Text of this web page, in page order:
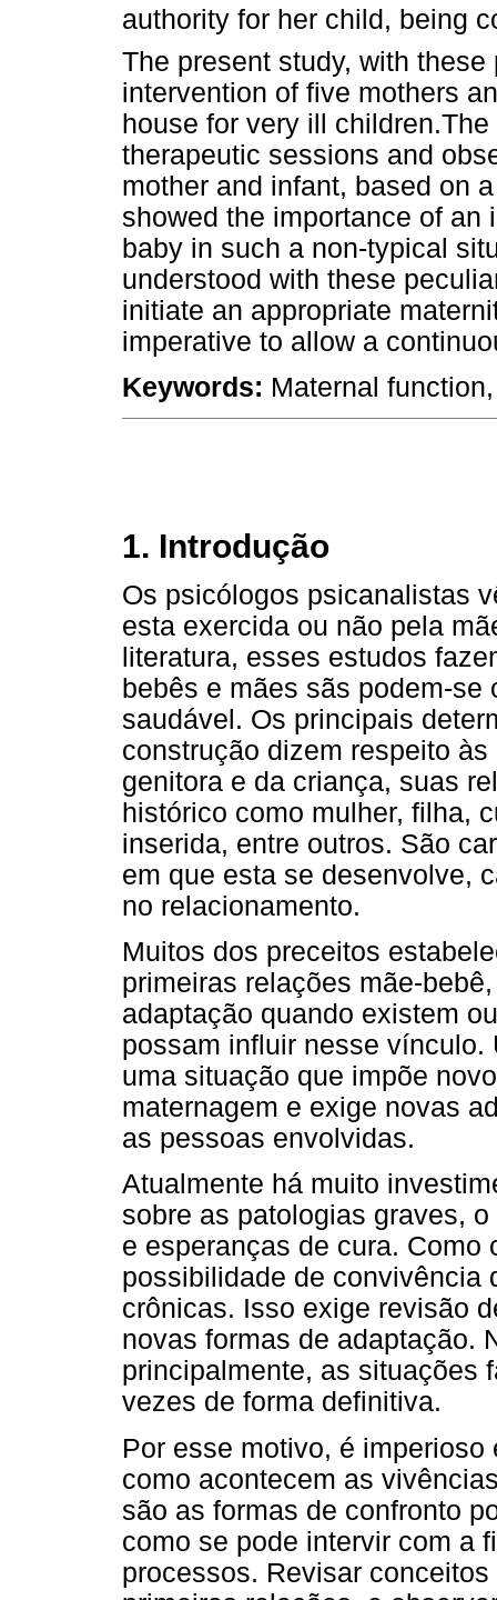
authority for her child, being
The present study, with
intervention of five mothers
house for very ill
therapeutic sessions and
mother and infant, based on
showed the importance of an
baby in such a non-typical
understood with these
initiate an appropriate
imperative to allow a
Keywords: Maternal
1. Introdução
Os psicólogos psicanalistas
esta exercida ou não pela
literatura, esses estudos
bebês e mães sãs podem-
saudável. Os principais
construção dizem respeito
genitora e da criança, suas
histórico como mulher, filha,
inserida, entre outros. São
em que esta se desenvolve,
no relacionamento.
Muitos dos preceitos
primeiras relações mãe-
adaptação quando existem
possam influir nesse vínculo.
uma situação que impõe
maternagem e exige novas
as pessoas envolvidas.
Atualmente há muito
sobre as patologias graves,
e esperanças de cura. Como
possibilidade de convivência
crônicas. Isso exige revisão
novas formas de adaptação.
principalmente, as situações
vezes de forma definitiva.
Por esse motivo, é
como acontecem as
são as formas de confronto
como se pode intervir com a
processos. Revisar